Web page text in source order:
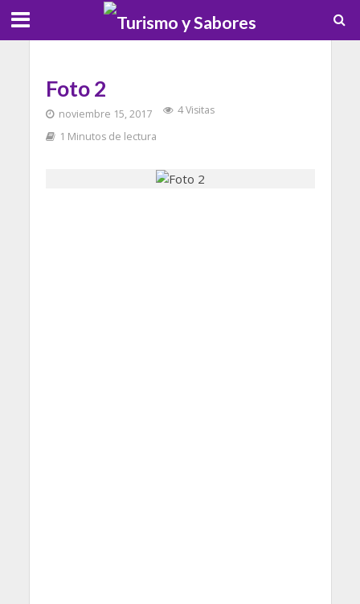
Foto 2
noviembre 15, 2017
4 Visitas
1 Minutos de lectura